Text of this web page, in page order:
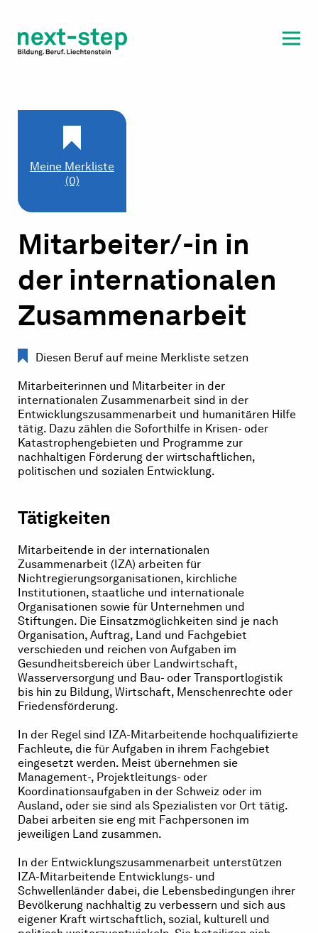
Beratung & Unterstützung
Meine Merkliste
(0)
Mitarbeiter/-in in
der internationalen
Zusammenarbeit
Diesen Beruf auf meine Merkliste setzen
Mitarbeiterinnen und Mitarbeiter in der
internationalen Zusammenarbeit sind in der
Entwicklungszusammenarbeit und humanitären Hilfe
tätig. Dazu zählen die Soforthilfe in Krisen- oder
Katastrophengebieten und Programme zur
nachhaltigen Förderung der wirtschaftlichen,
politischen und sozialen Entwicklung.
Tätigkeiten
Mitarbeitende in der internationalen
Zusammenarbeit (IZA) arbeiten für
Nichtregierungsorganisationen, kirchliche
Institutionen, staatliche und internationale
Organisationen sowie für Unternehmen und
Stiftungen. Die Einsatzmöglichkeiten sind je nach
Organisation, Auftrag, Land und Fachgebiet
verschieden und reichen von Aufgaben im
Gesundheitsbereich über Landwirtschaft,
Wasserversorgung und Bau- oder Transportlogistik
bis hin zu Bildung, Wirtschaft, Menschenrechte oder
Friedensförderung.
In der Regel sind IZA-Mitarbeitende hochqualifizierte
Fachleute, die für Aufgaben in ihrem Fachgebiet
eingesetzt werden. Meist übernehmen sie
Management-, Projektleitungs- oder
Koordinationsaufgaben in der Schweiz oder im
Ausland, oder sie sind als Spezialisten vor Ort tätig.
Dabei arbeiten sie eng mit Fachpersonen im
jeweiligen Land zusammen.
In der Entwicklungszusammenarbeit unterstützen
IZA-Mitarbeitende Entwicklungs- und
Schwellenländer dabei, die Lebensbedingungen ihrer
Bevölkerung nachhaltig zu verbessern und sich aus
eigener Kraft wirtschaftlich, sozial, kulturell und